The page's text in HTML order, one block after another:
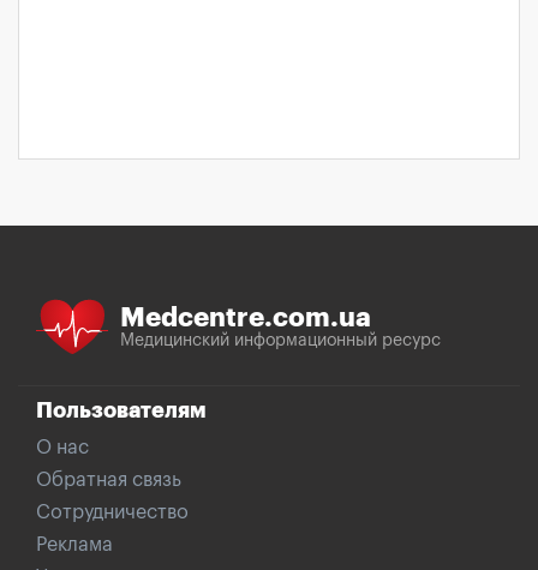
Medcentre.com.ua
Медицинский информационный ресурс
Пользователям
О нас
Обратная связь
Сотрудничество
Реклама